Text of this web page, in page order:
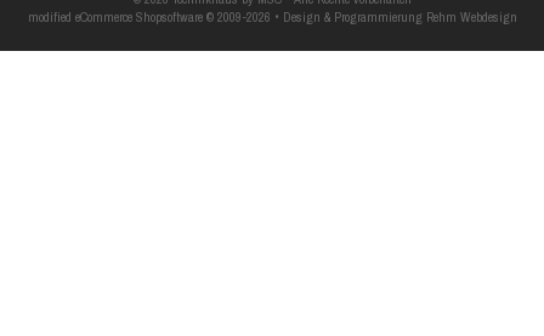
modified eCommerce Shopsoftware © 2009-2026 • Design & Programmierung Rehm Webdesign